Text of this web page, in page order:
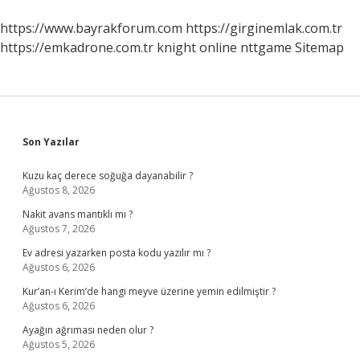
https://www.bayrakforum.com https://girginemlak.com.tr
https://emkadrone.com.tr knight online nttgame Sitemap
Sidebar
Son Yazılar
Kuzu kaç derece soğuğa dayanabilir ?
Ağustos 8, 2026
Nakit avans mantıklı mı ?
Ağustos 7, 2026
Ev adresi yazarken posta kodu yazılır mı ?
Ağustos 6, 2026
Kur’an-ı Kerim’de hangi meyve üzerine yemin edilmiştir ?
Ağustos 6, 2026
Ayağın ağrıması neden olur ?
Ağustos 5, 2026